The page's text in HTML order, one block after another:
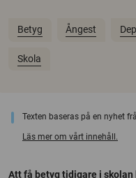
Betyg Ångest
Skola
Texten baseras på en nyhet
Läs mer om vårt innehåll.
Att få betyg tidigare i skolan